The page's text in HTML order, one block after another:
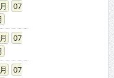
07
07
07